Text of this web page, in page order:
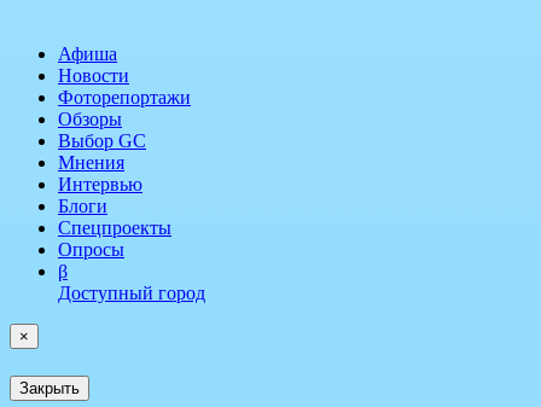
Афиша
Новости
Фоторепортажи
Обзоры
Выбор GC
Мнения
Интервью
Блоги
Спецпроекты
Опросы
β
Доступный город
×
Закрыть